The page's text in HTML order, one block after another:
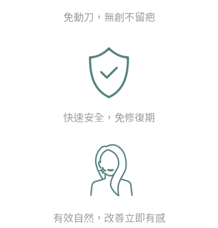
免動刀，無創不留疤
快速安全，免修復期
有效自然，改善立即有感